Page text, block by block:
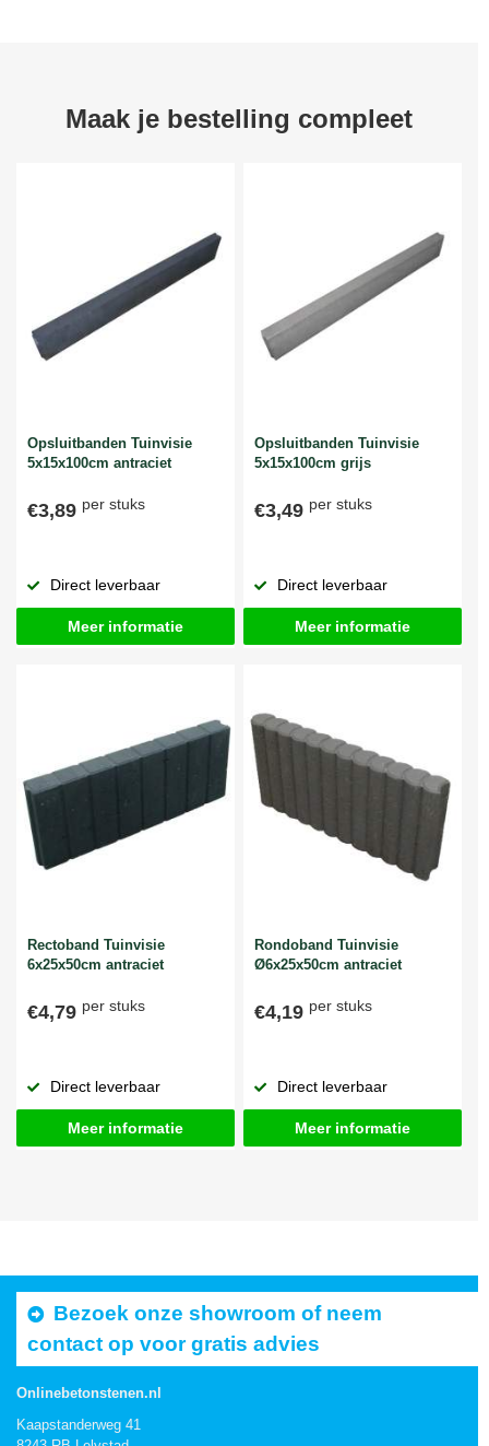
Maak je bestelling compleet
Opsluitbanden Tuinvisie
5x15x100cm antraciet
€3,89 per stuks
Direct leverbaar
Meer informatie
Opsluitbanden Tuinvisie
5x15x100cm grijs
€3,49 per stuks
Direct leverbaar
Meer informatie
Rectoband Tuinvisie
6x25x50cm antraciet
€4,79 per stuks
Direct leverbaar
Meer informatie
Rondoband Tuinvisie
Ø6x25x50cm antraciet
€4,19 per stuks
Direct leverbaar
Meer informatie
Bezoek onze showroom of neem
contact op voor gratis advies
Onlinebetonstenen.nl
Kaapstanderweg 41